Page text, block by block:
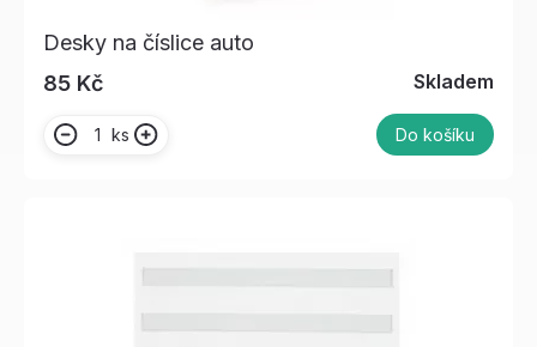
Desky na číslice auto
85 Kč
Skladem
ks Do košíku